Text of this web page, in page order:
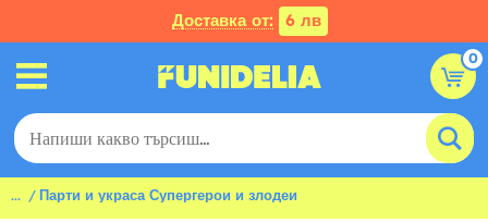
Доставка от: 6 лв
0
... Парти и украса Супергерои и злодеи